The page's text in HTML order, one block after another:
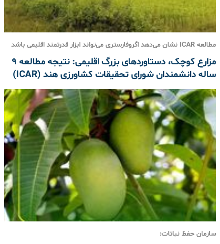
مطالعه ICAR نشان می‌دهد اگروفارستری می‌تواند ابزار قدرتمند اقلیمی باشد
مزارع کوچک، دستاوردهای بزرگ اقلیمی: نتیجه مطالعه‌ ۹
ساله دانشمندان شورای تحقیقات کشاورزی هند (ICAR)
سازمان حفظ نباتات: